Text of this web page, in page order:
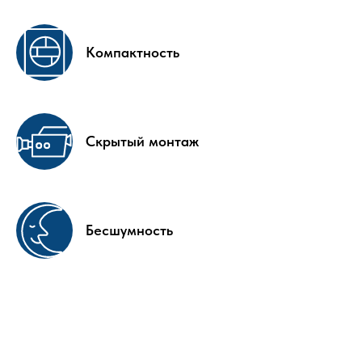
Компактность
Скрытый монтаж
Бесшумность